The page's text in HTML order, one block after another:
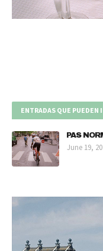
ENTRADAS QUE PUEDEN
PAS
June 19,